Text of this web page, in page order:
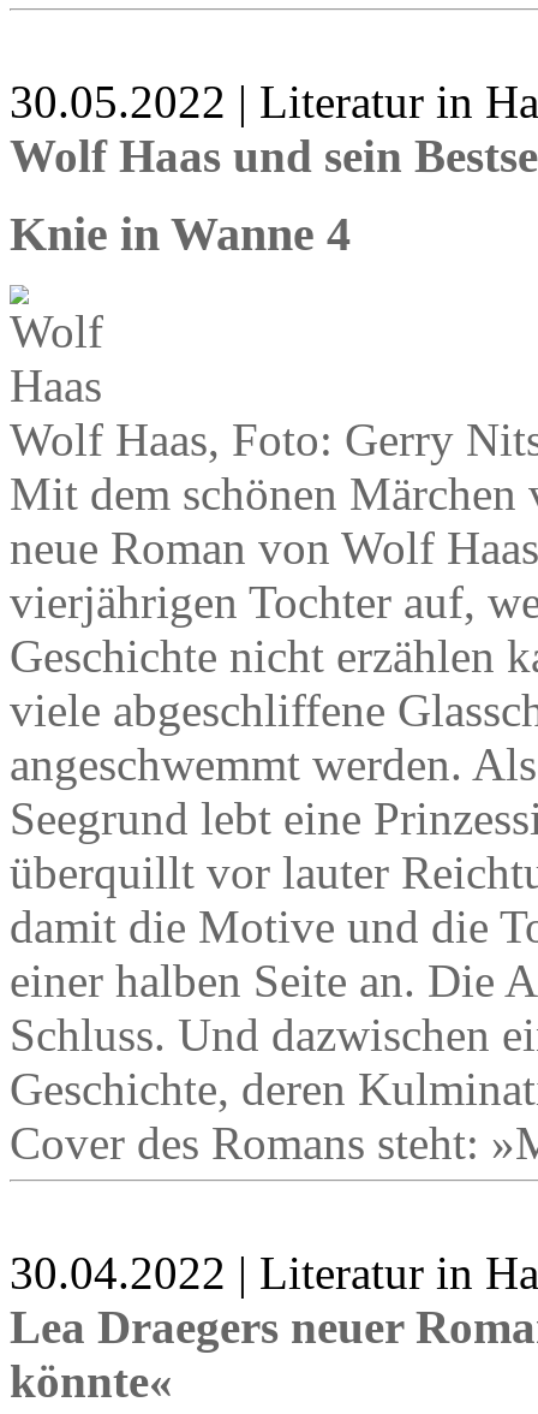
30.05.2022 | Literatur in
Wolf Haas und sein
Knie in Wanne 4
Wolf Haas, Foto: Gerry
Mit dem schönen Märchen
neue Roman von Wolf
vierjährigen Tochter auf,
Geschichte nicht erzählen
viele abgeschliffene
angeschwemmt werden.
Seegrund lebt eine
überquillt vor lauter
damit die Motive und die
einer halben Seite an. Die
Schluss. Und dazwischen
Geschichte, deren
Cover des Romans steht:
30.04.2022 | Literatur in
Lea Draegers neuer
könnte«